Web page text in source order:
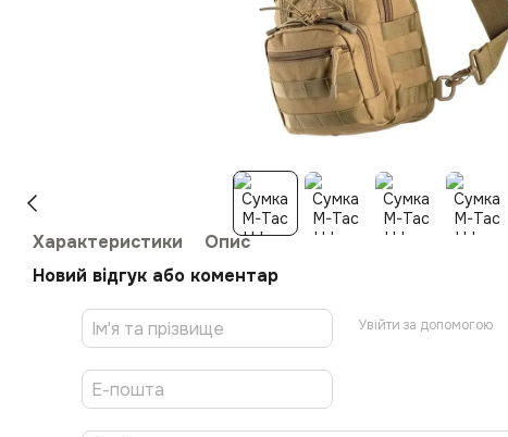
Характеристики
Опис
Новий відгук або коментар
Увійти за допомогою